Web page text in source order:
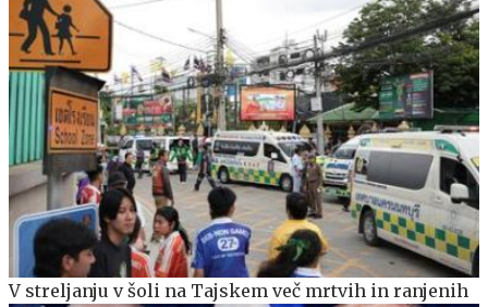
V streljanju v šoli na Tajskem več mrtvih in ranjenih